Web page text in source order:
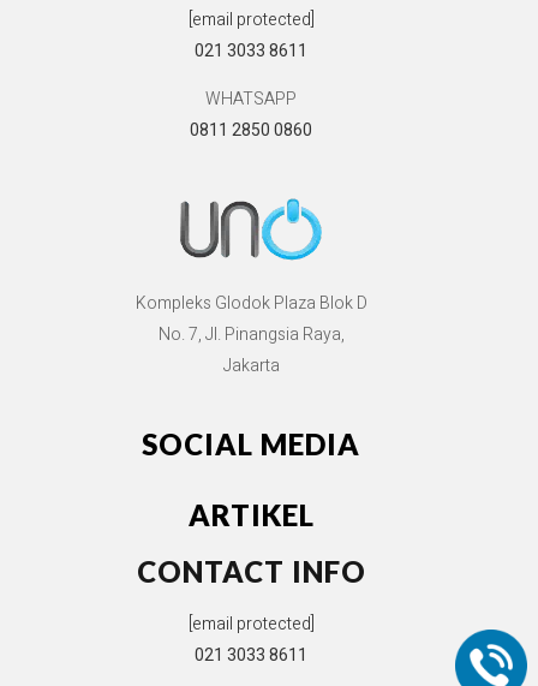
[email protected]
021 3033 8611
WHATSAPP
0811 2850 0860
Kompleks Glodok Plaza Blok D
No. 7, Jl. Pinangsia Raya,
Jakarta
SOCIAL MEDIA
ARTIKEL
CONTACT INFO
[email protected]
021 3033 8611